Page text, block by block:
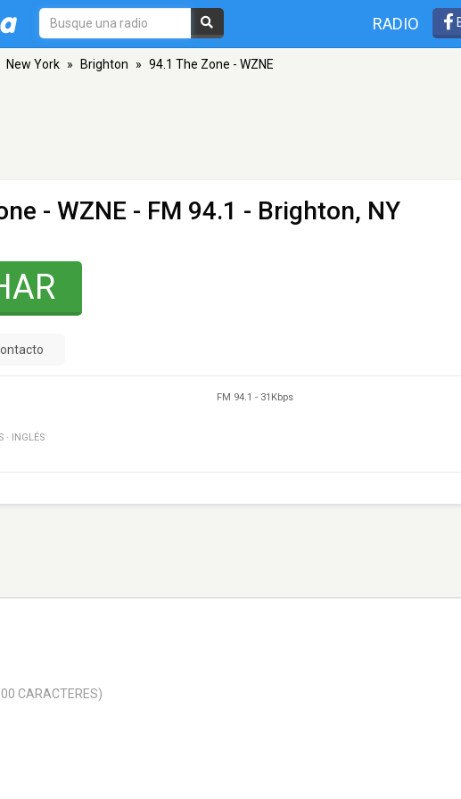
RADIO
New York » Brighton » 94.1 The Zone - WZNE
- WZNE - FM 94.1 - Brighton, NY
FM 94.1 - 31Kbps
· INGLÉS